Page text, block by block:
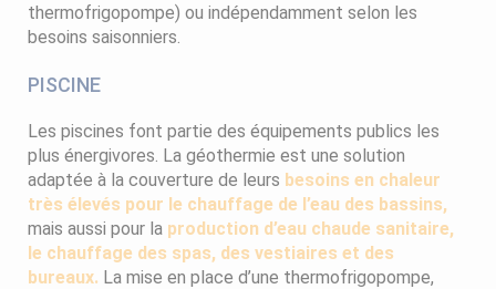
thermofrigopompe) ou indépendamment selon les
besoins saisonniers.
PISCINE
Les piscines font partie des équipements publics les
plus énergivores. La géothermie est une solution
adaptée à la couverture de leurs besoins en chaleur
très élevés pour le chauffage de l’eau des bassins,
mais aussi pour la production d’eau chaude sanitaire,
le chauffage des spas, des vestiaires et des
bureaux. La mise en place d’une thermofrigopompe,